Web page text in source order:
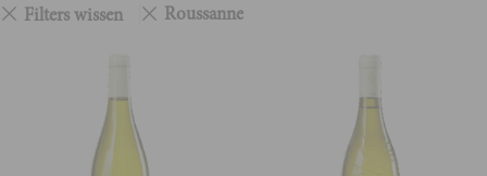
Filters wissen Roussanne